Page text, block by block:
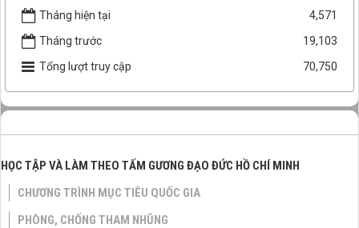
Tháng hiện tại
4,571
Tháng trước
19,103
Tổng lượt truy cập
70,750
HỌC TẬP VÀ LÀM THEO TẤM GƯƠNG ĐẠO ĐỨC HỒ CHÍ MINH
CHƯƠNG TRÌNH MỤC TIÊU QUỐC GIA
PHÒNG, CHỐNG THAM NHŨNG